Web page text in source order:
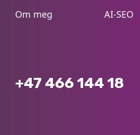
Om meg AI-SEO
+47 466 144 18